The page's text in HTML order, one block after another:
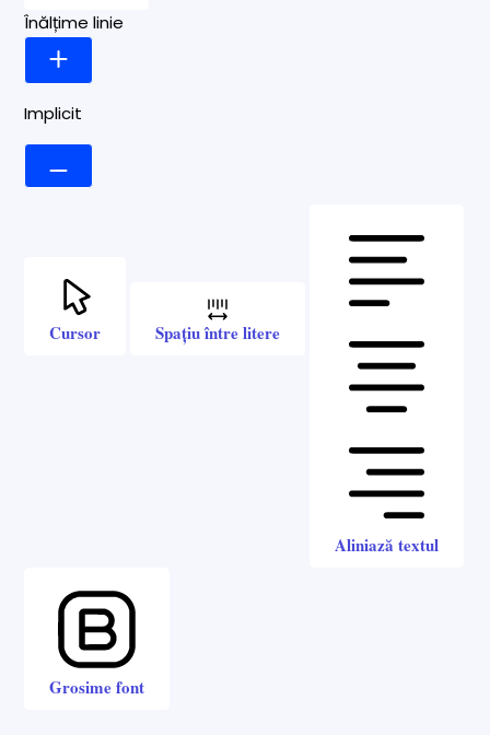
Înălțime linie
Implicit
Cursor Spațiu între litere
Aliniază textul
Grosime font